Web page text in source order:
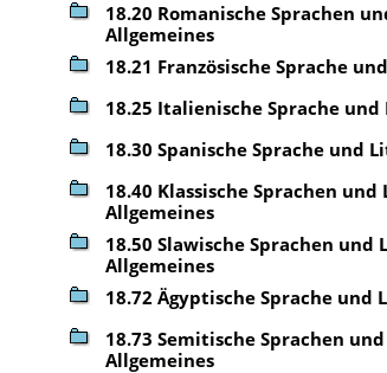
18.20 Romanische Sprachen
Allgemeines
18.21 Französische Sprache
18.25 Italienische Sprache
18.30 Spanische Sprache und
18.40 Klassische Sprachen
Allgemeines
18.50 Slawische Sprachen
Allgemeines
18.72 Ägyptische Sprache und
18.73 Semitische Sprachen
Allgemeines